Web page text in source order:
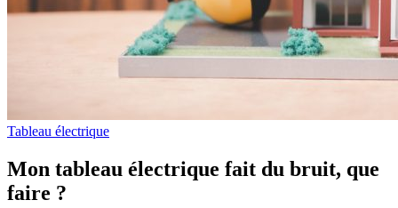
Tableau électrique
Mon tableau électrique fait du bruit, que
faire ?